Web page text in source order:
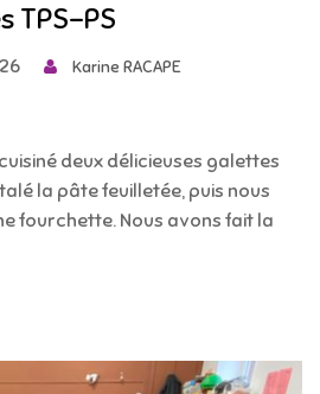
TPS-PS
Karine RACAPE
deux délicieuses galettes
la pâte feuilletée, puis nous
fourchette. Nous avons fait la